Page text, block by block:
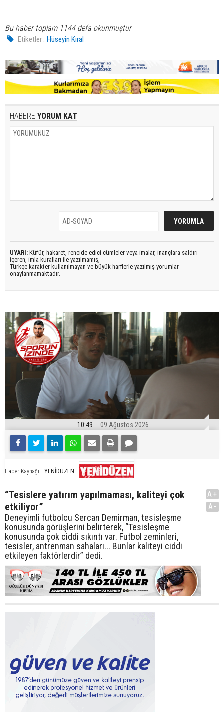
Bu haber toplam 1144 defa okunmuştur
Etiketler : Hüseyin Kıral
HABERE YORUM KAT
UYARI: Küfür, hakaret, rencide edici cümleler veya imalar, inançlara saldırı
içeren, imla kuralları ile yazılmamış,
Türkçe karakter kullanılmayan ve büyük harflerle yazılmış yorumlar
onaylanmamaktadır.
10:49 09 Ağustos 2026
Haber Kaynağı YENİDÜZEN
“Tesislere yatırım yapılmaması, kaliteyi çok
etkiliyor”
Deneyimli futbolcu Sercan Demirman, tesisleşme
konusunda görüşlerini belirterek, “Tesisleşme
konusunda çok ciddi sıkıntı var. Futbol zeminleri,
tesisler, antrenman sahaları... Bunlar kaliteyi ciddi
etkileyen faktörlerdir” dedi.
A+
A-